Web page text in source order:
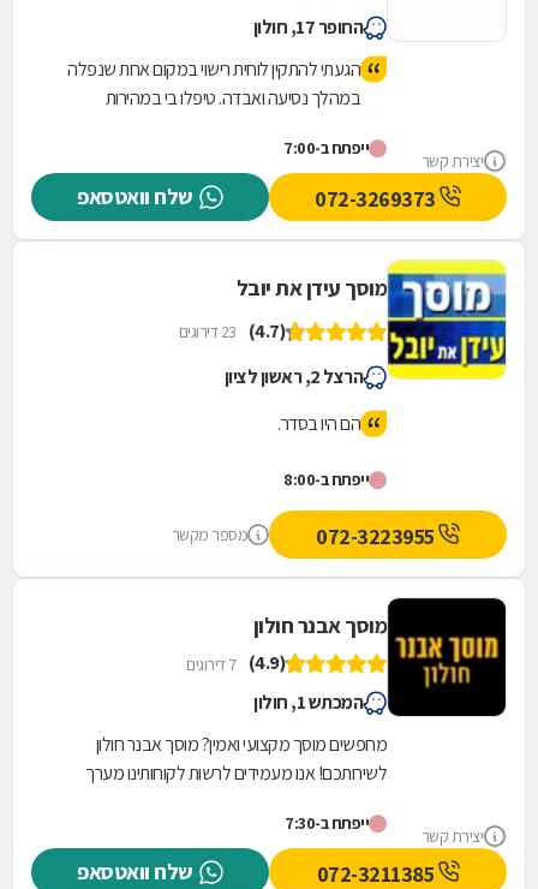
יצירת קשר
החופר 17, חולון
הגעתי להתקין לוחית רישוי במקום אחת שנפלה
במהלך נסיעה ואבדה. טיפלו בי במהירות
המקום מטופח ונקי.
ייפתח ב-7:00
שלח וואטסאפ
מוסך עידן את יובל
(4.7) 23 דירוגים
הרצל 2, ראשון לציון
הם היו בסדר.
ייפתח ב-8:00
מספר מקשר
יצירת קשר
מוסך אבנר חולון
(4.9) 7 דירוגים
המכתש 1, חולון
מחפשים מוסך מקצועי ואמין? מוסך אבנר חולון
לשירותכם! אנו מעמידים לרשות לקוחותינו מערך
שנות...ייפתח ב-7:30
שלח וואטסאפ